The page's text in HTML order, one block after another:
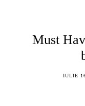
Must
IULIE